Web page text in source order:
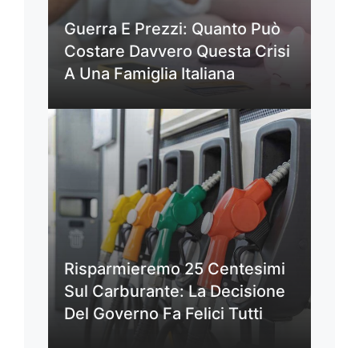
Guerra E Prezzi: Quanto Può
Costare Davvero Questa Crisi
A Una Famiglia Italiana
Risparmieremo 25 Centesimi
Sul Carburante: La Decisione
Del Governo Fa Felici Tutti